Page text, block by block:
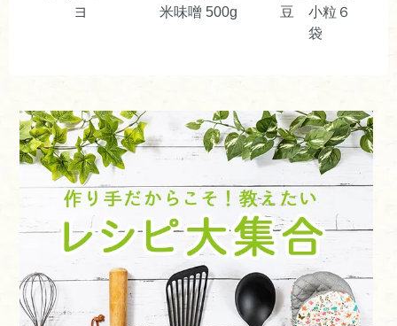
ヨ
米味噌 500g
豆 小粒６
袋